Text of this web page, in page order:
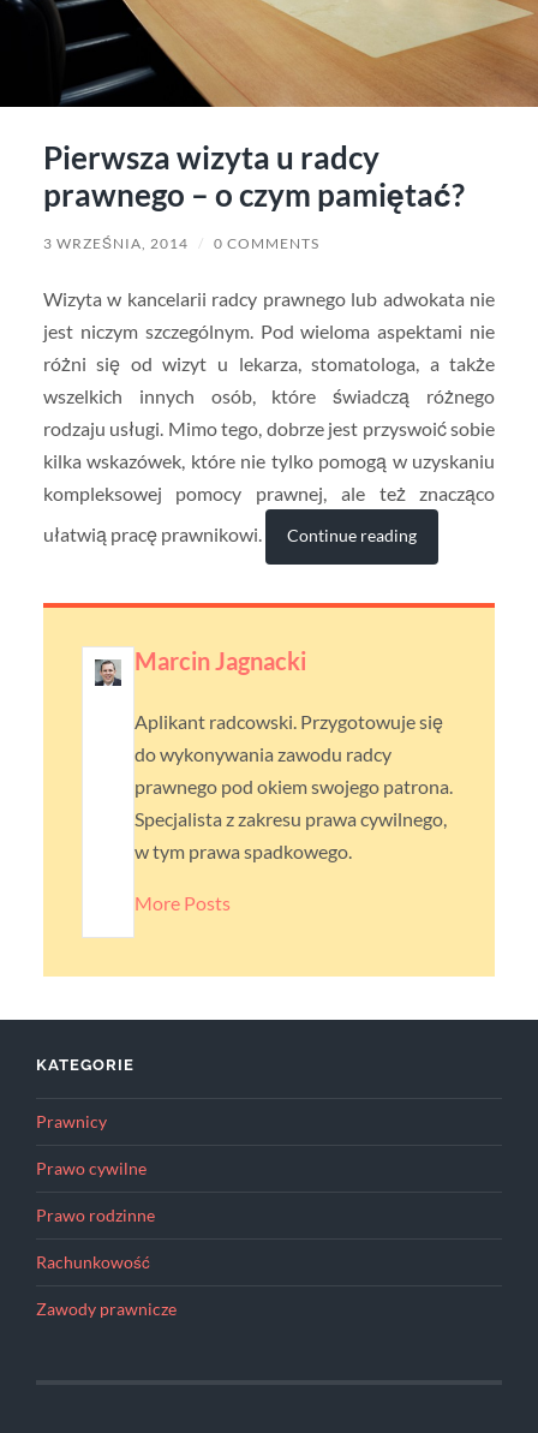
Pierwsza wizyta u radcy
prawnego – o czym pamiętać?
3 WRZEŚNIA, 2014 / 0 COMMENTS
Wizyta w kancelarii radcy prawnego lub adwokata nie
jest niczym szczególnym. Pod wieloma aspektami nie
różni się od wizyt u lekarza, stomatologa, a także
wszelkich innych osób, które świadczą różnego
rodzaju usługi. Mimo tego, dobrze jest przyswoić sobie
kilka wskazówek, które nie tylko pomogą w uzyskaniu
kompleksowej pomocy prawnej, ale też znacząco
ułatwią pracę prawnikowi.
Continue reading
Marcin Jagnacki
Aplikant radcowski. Przygotowuje się
do wykonywania zawodu radcy
prawnego pod okiem swojego patrona.
Specjalista z zakresu prawa cywilnego,
w tym prawa spadkowego.
More Posts
KATEGORIE
Prawnicy
Prawo cywilne
Prawo rodzinne
Rachunkowość
Zawody prawnicze